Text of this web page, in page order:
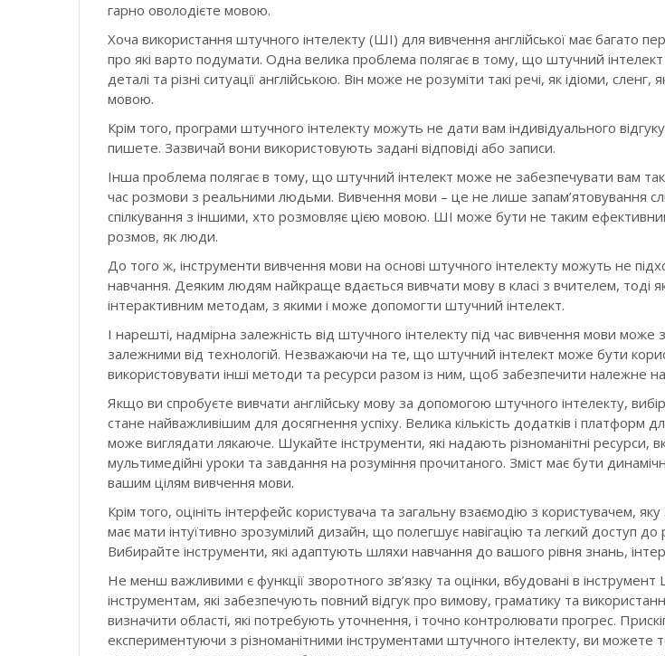
гарно оволодієте мовою.
Хоча використання штучного інтелекту (ШІ) для вивчення англійської має багато
про які варто подумати. Одна велика проблема полягає в тому, що штучний інтелект
деталі та різні ситуації англійською. Він може не розуміти такі речі, як ідіоми, сленг,
мовою.
Крім того, програми штучного інтелекту можуть не дати вам індивідуального
пишете. Зазвичай вони використовують задані відповіді або записи.
Інша проблема полягає в тому, що штучний інтелект може не забезпечувати вам
час розмови з реальними людьми. Вивчення мови – це не лише запам’ятовування
спілкування з іншими, хто розмовляє цією мовою. ШІ може бути не таким
розмов, як люди.
До того ж, інструменти вивчення мови на основі штучного інтелекту можуть не
навчання. Деяким людям найкраще вдається вивчати мову в класі з вчителем, тоді
інтерактивним методам, з якими і може допомогти штучний інтелект.
І нарешті, надмірна залежність від штучного інтелекту під час вивчення мови може
залежними від технологій. Незважаючи на те, що штучний інтелект може бути
використовувати інші методи та ресурси разом із ним, щоб забезпечити належне
Якщо ви спробуєте вивчати англійську мову за допомогою штучного інтелекту, вибір
стане найважливішим для досягнення успіху. Велика кількість додатків і платформ
може виглядати лякаюче. Шукайте інструменти, які надають різноманітні ресурси,
мультимедійні уроки та завдання на розуміння прочитаного. Зміст має бути
вашим цілям вивчення мови.
Крім того, оцініть інтерфейс користувача та загальну взаємодію з користувачем,
має мати інтуїтивно зрозумілий дизайн, що полегшує навігацію та легкий доступ до
Вибирайте інструменти, які адаптують шляхи навчання до вашого рівня знань,
Не менш важливими є функції зворотного зв’язку та оцінки, вбудовані в
інструментам, які забезпечують повний відгук про вимову, граматику та
визначити області, які потребують уточнення, і точно контролювати прогрес.
експериментуючи з різноманітними інструментами штучного інтелекту, ви можете